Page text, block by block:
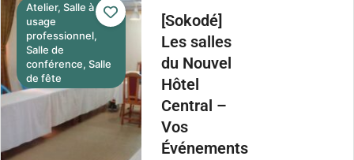
Atelier, Salle à
usage
professionnel,
Salle de
conférence, Salle
de fête
[Sokodé]
Les salles
du Nouvel
Hôtel
Central –
Vos
Événements